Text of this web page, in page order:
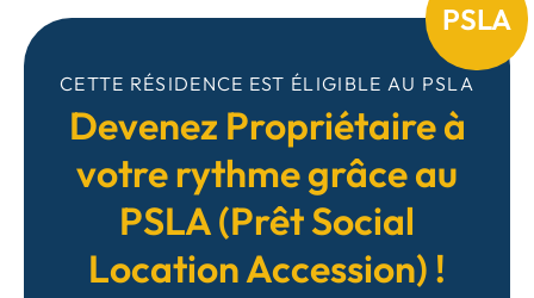
CETTE RÉSIDENCE EST ÉLIGIBLE AU PSLA
Devenez Propriétaire à
votre rythme grâce au
PSLA (Prêt Social
Location Accession) !
PSLA